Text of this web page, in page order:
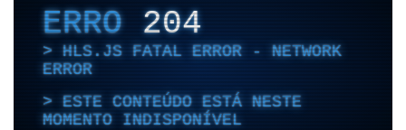
ERRO204
HLS.JS FATAL ERROR - NETWORK
ERROR
ESTE CONTEÚDO ESTÁ NESTE
MOMENTO INDISPONÍVEL